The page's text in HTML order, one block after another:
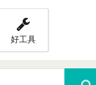
好工具